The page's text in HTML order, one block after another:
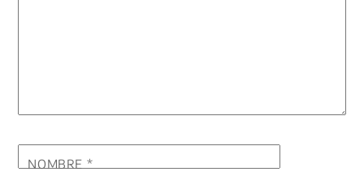
NOMBRE *